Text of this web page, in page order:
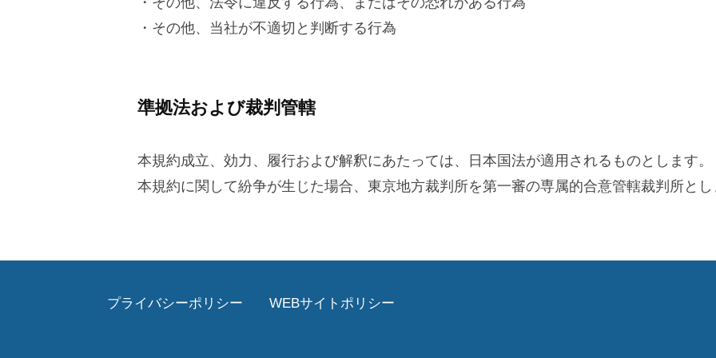
・その他、当社が不適切と判断する行為
準拠法および裁判管轄
本規約成立、効力、履行および解釈にあたっては、日本国法が適用されるものとします。
本規約に関して紛争が生じた場合、東京地方裁判所を第一審の専属的合意管轄裁判所と
プライバシーポリシー WEBサイトポリシー